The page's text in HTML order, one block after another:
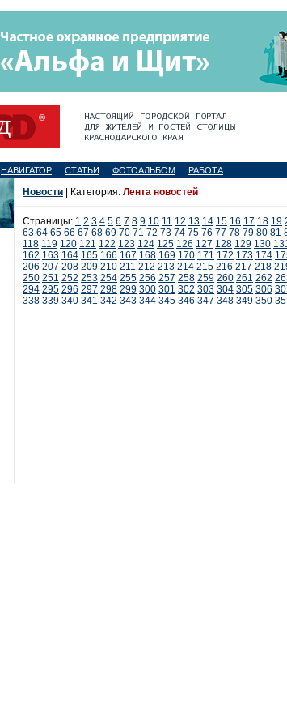
НАВИГАТОР СТАТЬИ ФОТОАЛЬБОМ РАБОТА
Новости | Категория: Лента новостей
Страницы: 1 2 3 4 5 6 7 8 9 10 11 12 13 14 15 16 17 18 19
63 64 65 66 67 68 69 70 71 72 73 74 75 76 77 78 79 80 81
118 119 120 121 122 123 124 125 126 127 128 129 130
162 163 164 165 166 167 168 169 170 171 172 173 174
206 207 208 209 210 211 212 213 214 215 216 217 218
250 251 252 253 254 255 256 257 258 259 260 261 262
294 295 296 297 298 299 300 301 302 303 304 305 306
338 339 340 341 342 343 344 345 346 347 348 349 350